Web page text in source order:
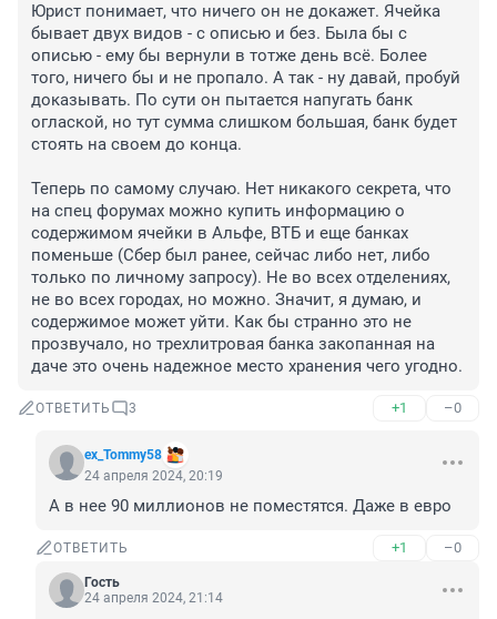
Юрист понимает, что ничего он не докажет. Ячейка
бывает двух видов - с описью и без. Была бы с
описью - ему бы вернули в тотже день всё. Более
того, ничего бы и не пропало. А так - ну давай, пробуй
доказывать. По сути он пытается напугать банк
оглаской, но тут сумма слишком большая, банк будет
стоять на своем до конца.
Теперь по самому случаю. Нет никакого секрета, что
на спец форумах можно купить информацию о
содержимом ячейки в Альфе, ВТБ и еще банках
поменьше (Сбер был ранее, сейчас либо нет, либо
только по личному запросу). Не во всех отделениях,
не во всех городах, но можно. Значит, я думаю, и
содержимое может уйти. Как бы странно это не
прозвучало, но трехлитровая банка закопанная на
даче это очень надежное место хранения чего угодно.
ОТВЕТИТЬ 3 +1 –0
ex_Tommy58
24 апреля 2024, 20:19
А в нее 90 миллионов не поместятся. Даже в евро
ОТВЕТИТЬ +1 –0
Гость
24 апреля 2024, 21:14